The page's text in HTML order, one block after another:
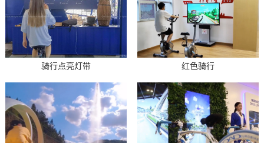
骑行点亮灯带 红色骑行